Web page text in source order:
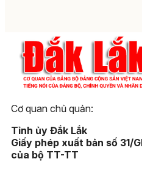
Cơ quan chủ quản:
Tỉnh ủy Đắk Lắk
Giấy phép xuất bản số 31/
của bộ TT-TT